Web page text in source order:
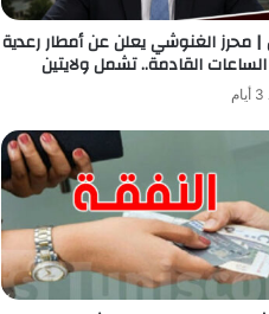
محرز الغنوشي يعلن عن أمطار رعدية
القادمة.. تشمل ولايتين